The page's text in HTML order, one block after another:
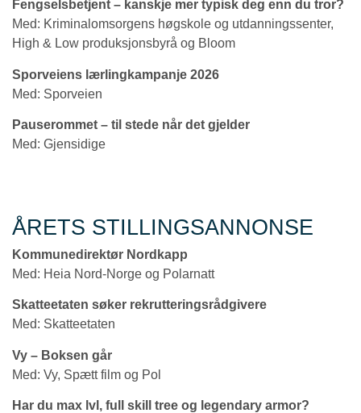
Fengselsbetjent – kanskje mer typisk deg enn du tror?
Med: Kriminalomsorgens høgskole og utdanningssenter,
High & Low produksjonsbyrå og Bloom
Sporveiens lærlingkampanje 2026
Med: Sporveien
Pauserommet – til stede når det gjelder
Med: Gjensidige
ÅRETS STILLINGSANNONSE
Kommunedirektør Nordkapp
Med: Heia Nord-Norge og Polarnatt
Skatteetaten søker rekrutteringsrådgivere
Med: Skatteetaten
Vy – Boksen går
Med: Vy, Spætt film og Pol
Har du max lvl, full skill tree og legendary armor?